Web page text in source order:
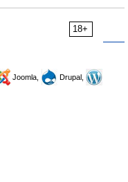
18+
Joomla,
Drupal,